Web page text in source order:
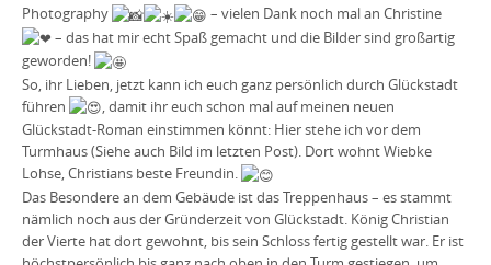
Photography
– vielen Dank noch mal an Christine
– das hat mir echt Spaß gemacht und die Bilder sind großartig
geworden!
So, ihr Lieben, jetzt kann ich euch ganz persönlich durch Glückstadt
führen
, damit ihr euch schon mal auf meinen neuen
Glückstadt-Roman einstimmen könnt: Hier stehe ich vor dem
Turmhaus (Siehe auch Bild im letzten Post). Dort wohnt Wiebke
Lohse, Christians beste Freundin.
Das Besondere an dem Gebäude ist das Treppenhaus – es stammt
nämlich noch aus der Gründerzeit von Glückstadt. König Christian
der Vierte hat dort gewohnt, bis sein Schloss fertig gestellt war. Er ist